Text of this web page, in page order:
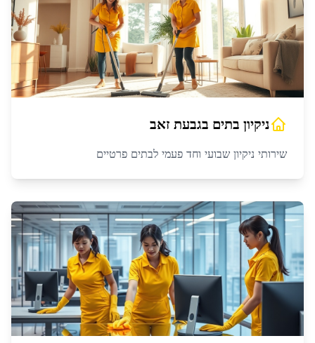
ניקיון בתים בגבעת זאב
שירותי ניקיון שבועי וחד פעמי לבתים פרטיים